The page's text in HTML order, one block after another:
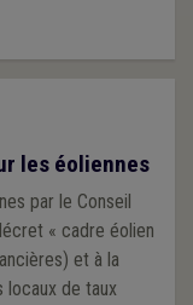
les éoliennes
par le Conseil
« cadre éolien
et à la
locaux de taux